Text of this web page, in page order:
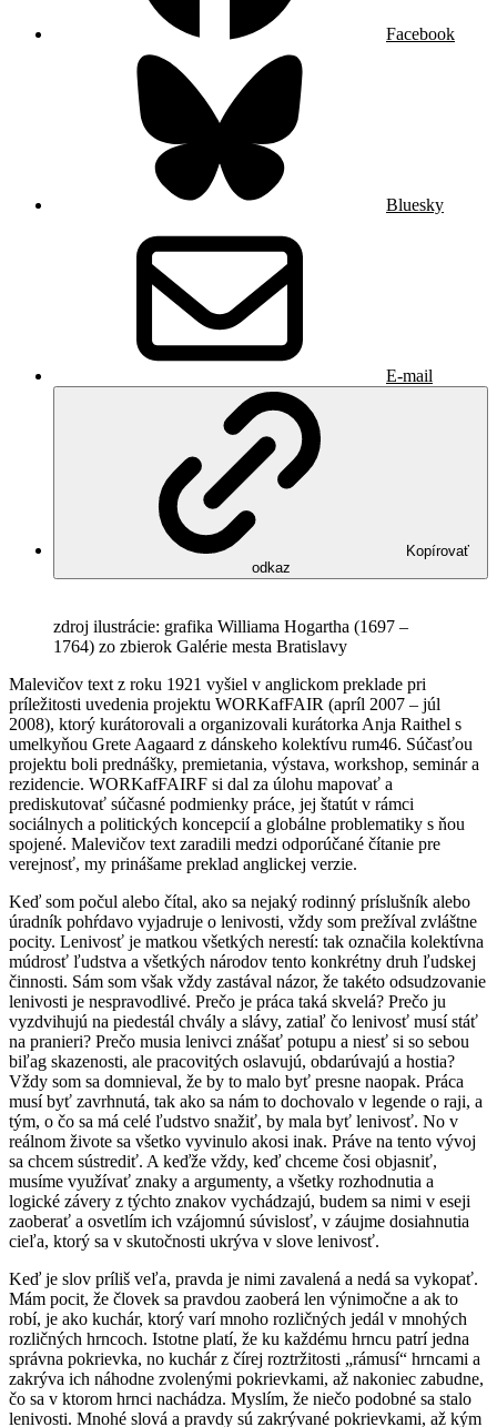
Facebook
Bluesky
E-mail
Kopírovať
odkaz
zdroj ilustrácie: grafika Williama Hogartha (1697 –
1764) zo zbierok Galérie mesta Bratislavy
Malevičov text z roku 1921 vyšiel v anglickom preklade pri
príležitosti uvedenia projektu WORKafFAIR (apríl 2007 – júl
2008), ktorý kurátorovali a organizovali kurátorka Anja Raithel s
umelkyňou Grete Aagaard z dánskeho kolektívu rum46. Súčasťou
projektu boli prednášky, premietania, výstava, workshop, seminár a
rezidencie. WORKafFAIRF si dal za úlohu mapovať a
prediskutovať súčasné podmienky práce, jej štatút v rámci
sociálnych a politických koncepcií a globálne problematiky s ňou
spojené. Malevičov text zaradili medzi odporúčané čítanie pre
verejnosť, my prinášame preklad anglickej verzie.
Keď som počul alebo čítal, ako sa nejaký rodinný príslušník alebo
úradník pohŕdavo vyjadruje o lenivosti, vždy som prežíval zvláštne
pocity. Lenivosť je matkou všetkých nerestí: tak označila kolektívna
múdrosť ľudstva a všetkých národov tento konkrétny druh ľudskej
činnosti. Sám som však vždy zastával názor, že takéto odsudzovanie
lenivosti je nespravodlivé. Prečo je práca taká skvelá? Prečo ju
vyzdvihujú na piedestál chvály a slávy, zatiaľ čo lenivosť musí stáť
na pranieri? Prečo musia lenivci znášať potupu a niesť si so sebou
biľag skazenosti, ale pracovitých oslavujú, obdarúvajú a hostia?
Vždy som sa domnieval, že by to malo byť presne naopak. Práca
musí byť zavrhnutá, tak ako sa nám to dochovalo v legende o raji, a
tým, o čo sa má celé ľudstvo snažiť, by mala byť lenivosť. No v
reálnom živote sa všetko vyvinulo akosi inak. Práve na tento vývoj
sa chcem sústrediť. A keďže vždy, keď chceme čosi objasniť,
musíme využívať znaky a argumenty, a všetky rozhodnutia a
logické závery z týchto znakov vychádzajú, budem sa nimi v eseji
zaoberať a osvetlím ich vzájomnú súvislosť, v záujme dosiahnutia
cieľa, ktorý sa v skutočnosti ukrýva v slove lenivosť.
Keď je slov príliš veľa, pravda je nimi zavalená a nedá sa vykopať.
Mám pocit, že človek sa pravdou zaoberá len výnimočne a ak to
robí, je ako kuchár, ktorý varí mnoho rozličných jedál v mnohých
rozličných hrncoch. Istotne platí, že ku každému hrncu patrí jedna
správna pokrievka, no kuchár z čírej roztržitosti „rámusí“ hrncami a
zakrýva ich náhodne zvolenými pokrievkami, až nakoniec zabudne,
čo sa v ktorom hrnci nachádza. Myslím, že niečo podobné sa stalo
lenivosti. Mnohé slová a pravdy sú zakrývané pokrievkami, až kým